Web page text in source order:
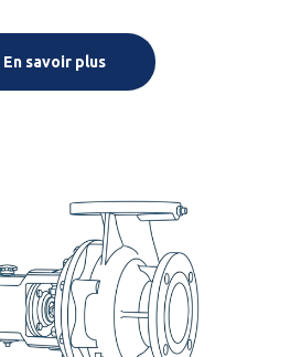
En savoir plus